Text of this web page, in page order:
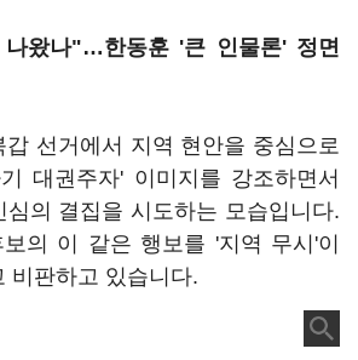
왔나"…한동훈 '큰 인물론' 정면
선거에서 지역 현안을 중심으로
대권주자' 이미지를 강조하면서
심의 결집을 시도하는 모습입니다.
의 이 같은 행보를 '지역 무시'이
비판하고 있습니다.